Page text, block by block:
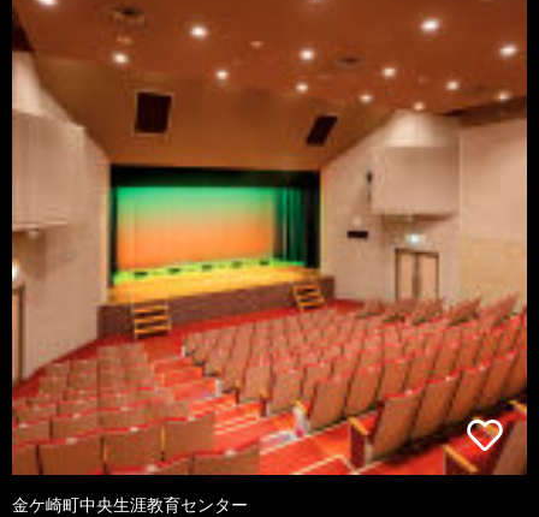
金ケ崎町中央生涯教育センター